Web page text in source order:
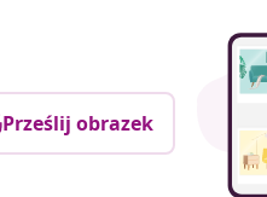
Prześlij obrazek